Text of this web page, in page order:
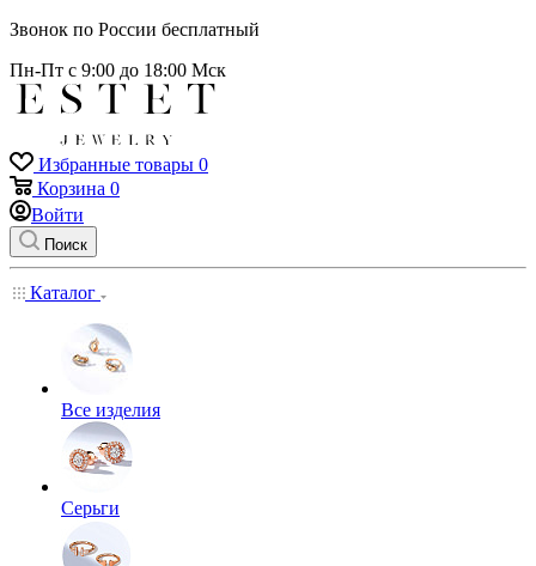
Звонок по России бесплатный
Пн-Пт с 9:00 до 18:00 Мск
Избранные товары 0
Корзина 0
Войти
Поиск
Каталог
Все изделия
Серьги